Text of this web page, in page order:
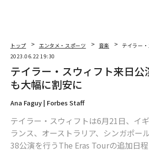
トップ エンタメ・スポーツ 音楽
テイラー
2023.06.22 19:30
テイラー・スウィフト来日公
も大幅に割安に
Ana Faguy | Forbes Staff
テイラー・スウィフトは6月21日、イ
ランス、オーストラリア、シンガポー
38公演を行うThe Eras Tourの追加日